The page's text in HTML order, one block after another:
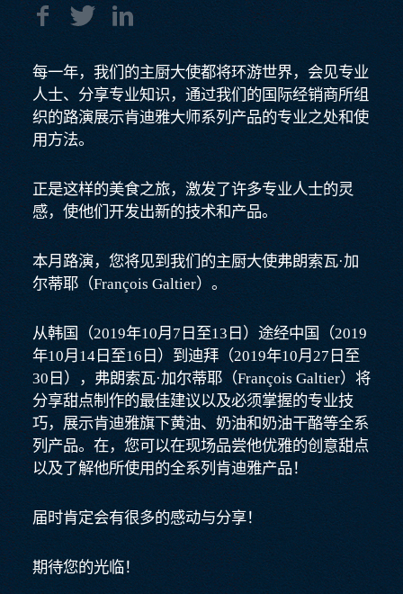
每一年，我们的主厨大使都将环游世界，会见专业
人士、分享专业知识，通过我们的国际经销商所组
织的路演展示肯迪雅大师系列产品的专业之处和使
用方法。
正是这样的美食之旅，激发了许多专业人士的灵
感，使他们开发出新的技术和产品。
本月路演，您将见到我们的主厨大使弗朗索瓦·加
尔蒂耶（François Galtier）。
从韩国（2019年10月7日至13日）途经中国（2019
年10月14日至16日）到迪拜（2019年10月27日至
30日），弗朗索瓦·加尔蒂耶（François Galtier）将
分享甜点制作的最佳建议以及必须掌握的专业技
巧，展示肯迪雅旗下黄油、奶油和奶油干酪等全系
列产品。在，您可以在现场品尝他优雅的创意甜点
以及了解他所使用的全系列肯迪雅产品！
届时肯定会有很多的感动与分享！
期待您的光临！